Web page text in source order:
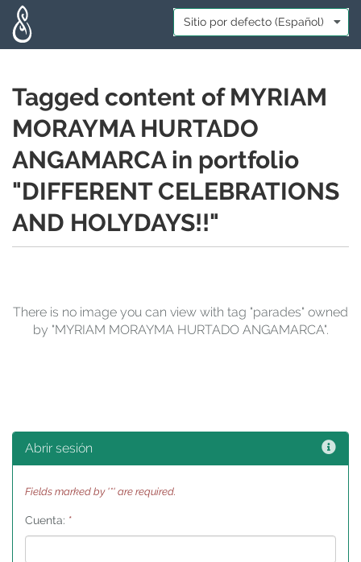
Idioma:
Tagged content of MYRIAM
MORAYMA HURTADO
ANGAMARCA in portfolio
"DIFFERENT CELEBRATIONS
AND HOLYDAYS!!"
There is no image you can view with tag "parades" owned
by "MYRIAM MORAYMA HURTADO ANGAMARCA".
Abrir sesión
Fields marked by '*' are required.
Cuenta: *